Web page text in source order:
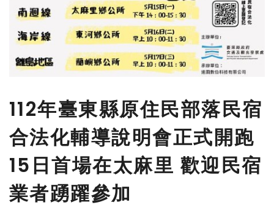
112年臺東縣原住民部落民宿
合法化輔導說明會正式開跑
15日首場在太麻里 歡迎民宿
業者踴躍參加